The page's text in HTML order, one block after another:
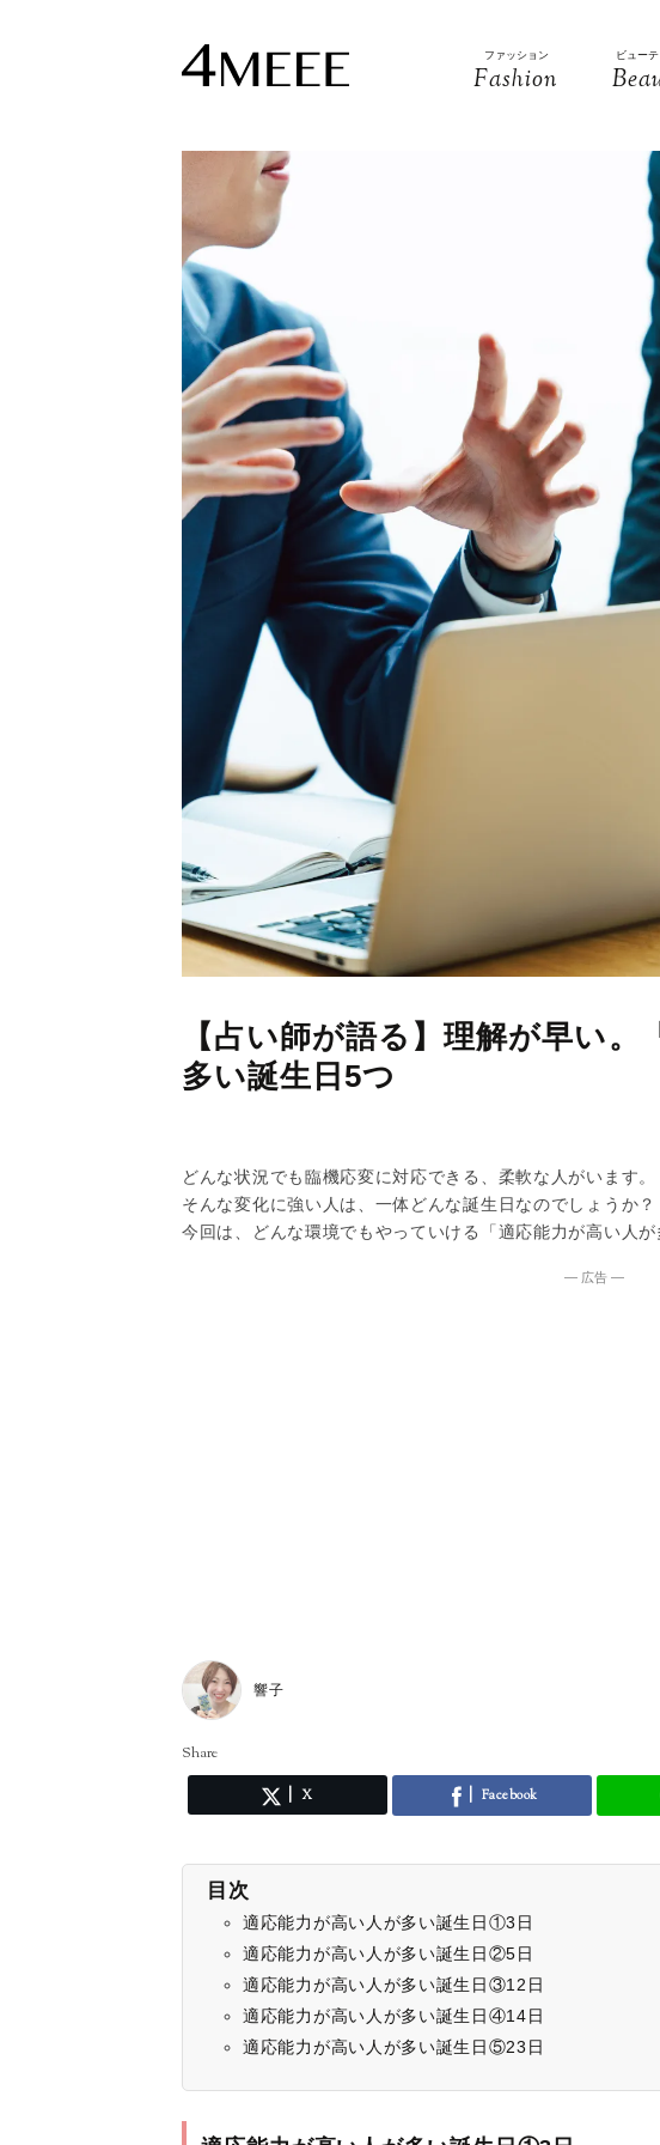
ファッション
Fashion
ビュー
【占い師が語る】理解が早い
多い誕生日5つ
どんな状況でも臨機応変に対応できる、柔軟な人がいます。
そんな変化に強い人は、一体どんな誕生日なのでしょうか？
今回は、どんな環境でもやっていける「適応能力が高い人
― 広告 ―
響子
Share
X Facebook
目次
適応能力が高い人が多い誕生日①3日
適応能力が高い人が多い誕生日②5日
適応能力が高い人が多い誕生日③12日
適応能力が高い人が多い誕生日④14日
適応能力が高い人が多い誕生日⑤23日